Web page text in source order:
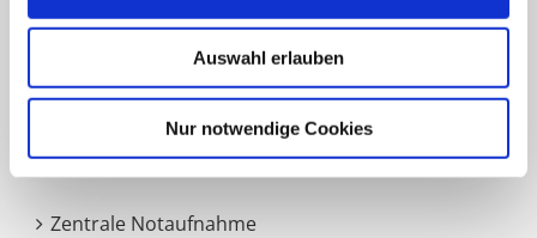
Auswahl erlauben
Nur notwendige Cookies
Pflegedienst
SCHWERPUNKTE
Zentrale Notaufnahme